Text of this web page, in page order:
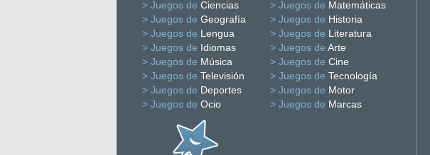
> Juegos de Ciencias > Juegos de Matemáticas
> Juegos de Geografía > Juegos de Historia
> Juegos de Lengua > Juegos de Literatura
> Juegos de Idiomas > Juegos de Arte
> Juegos de Música > Juegos de Cine
> Juegos de Televisión > Juegos de Tecnología
> Juegos de Deportes > Juegos de Motor
> Juegos de Ocio > Juegos de Marcas